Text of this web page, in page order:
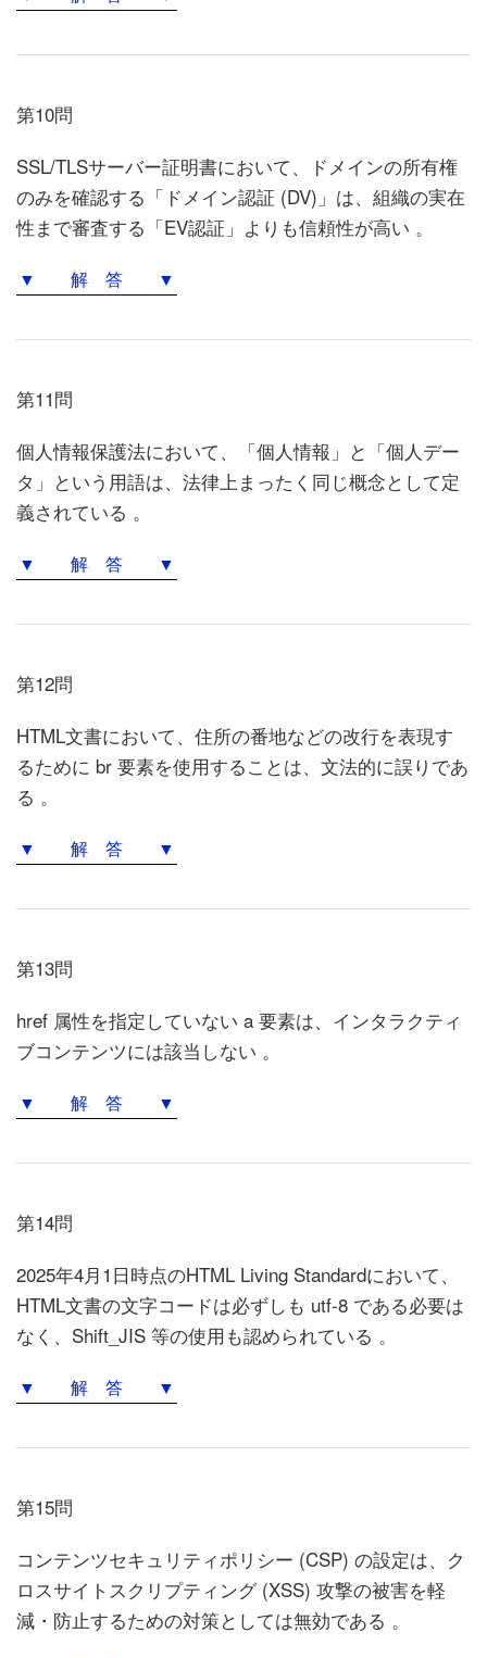
第10問
SSL/TLSサーバー証明書において、ドメインの所有権
のみを確認する「ドメイン認証 (DV)」は、組織の実在
性まで審査する「EV認証」よりも信頼性が高い 。
▼ 解 答 ▼
第11問
個人情報保護法において、「個人情報」と「個人デー
タ」という用語は、法律上まったく同じ概念として定
義されている 。
▼ 解 答 ▼
第12問
HTML文書において、住所の番地などの改行を表現す
るために br 要素を使用することは、文法的に誤りであ
る 。
▼ 解 答 ▼
第13問
href 属性を指定していない a 要素は、インタラクティ
ブコンテンツには該当しない 。
▼ 解 答 ▼
第14問
2025年4月1日時点のHTML Living Standardにおいて、
HTML文書の文字コードは必ずしも utf-8 である必要は
なく、Shift_JIS 等の使用も認められている 。
▼ 解 答 ▼
第15問
コンテンツセキュリティポリシー (CSP) の設定は、ク
ロスサイトスクリプティング (XSS) 攻撃の被害を軽
減・防止するための対策としては無効である 。